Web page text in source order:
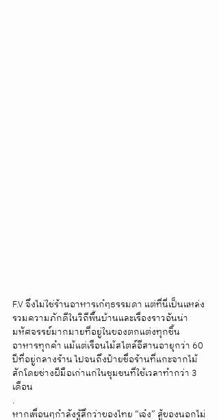
F.V จึงไม่ใช่ร้านอาหารเก๋ๆธรรมดา แต่ที่นี่เป็นแหล่ง
รวมความภักดีในวิถีพื้นบ้านและเรื่องราวอันน่า
มหัศจรรย์มากมายที่อยู่ในของตกแต่งทุกชิ้น
อาหารทุกคำ แม้แต่เรือนไม้สไตล์อีสานอายุกว่า 60
ปีที่อยู่กลางร้าน ไปจนถึงป้ายชื่อร้านที่แกะจากไม้
สักโดยช่างฝีมือเก่าแก่ในชุมชนที่ใช้เวลาทำกว่า 3
เดือน
.
หากเพื่อนๆกำลังรู้สึกว่าของไทย “เจ๋ง” สู้ของนอกไม่